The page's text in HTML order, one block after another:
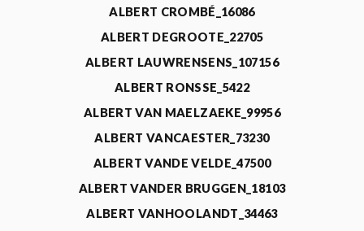
ALBERT CROMBÉ_16086
ALBERT DEGROOTE_22705
ALBERT LAUWRENSENS_107156
ALBERT RONSSE_5422
ALBERT VAN MAELZAEKE_99956
ALBERT VANCAESTER_73230
ALBERT VANDE VELDE_47500
ALBERT VANDER BRUGGEN_18103
ALBERT VANHOOLANDT_34463